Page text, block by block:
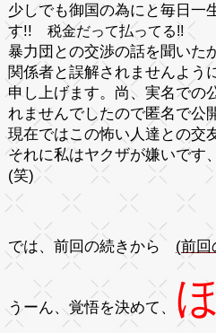
少しでも御国の為にと毎日一
す!!
税金だって払ってる!!
暴力団との交渉の話を聞いた
関係者と誤解されませんよう
申し上げます。尚、実名での
れませんでしたので匿名で公
現在ではこの怖い人達との交
それに私はヤクザが嫌いです
(笑)
では、前回の続きから (前回
うーん、覚悟を決めて、